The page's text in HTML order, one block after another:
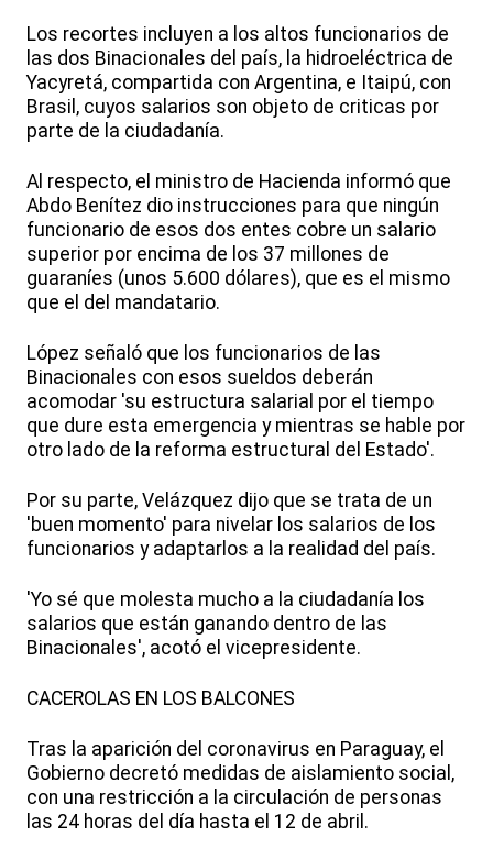
Los recortes incluyen a los altos funcionarios de
las dos Binacionales del país, la hidroeléctrica de
Yacyretá, compartida con Argentina, e Itaipú, con
Brasil, cuyos salarios son objeto de criticas por
parte de la ciudadanía.
Al respecto, el ministro de Hacienda informó que
Abdo Benítez dio instrucciones para que ningún
funcionario de esos dos entes cobre un salario
superior por encima de los 37 millones de
guaraníes (unos 5.600 dólares), que es el mismo
que el del mandatario.
López señaló que los funcionarios de las
Binacionales con esos sueldos deberán
acomodar 'su estructura salarial por el tiempo
que dure esta emergencia y mientras se hable por
otro lado de la reforma estructural del Estado'.
Por su parte, Velázquez dijo que se trata de un
'buen momento' para nivelar los salarios de los
funcionarios y adaptarlos a la realidad del país.
'Yo sé que molesta mucho a la ciudadanía los
salarios que están ganando dentro de las
Binacionales', acotó el vicepresidente.
CACEROLAS EN LOS BALCONES
Tras la aparición del coronavirus en Paraguay, el
Gobierno decretó medidas de aislamiento social,
con una restricción a la circulación de personas
las 24 horas del día hasta el 12 de abril.